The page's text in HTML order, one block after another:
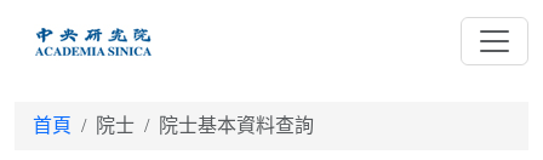
首頁 院士 院士基本資料查詢